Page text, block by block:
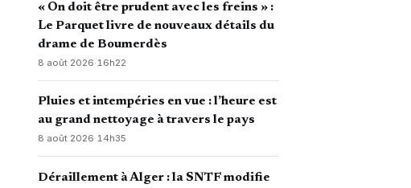
« On doit être prudent avec les freins » :
Le Parquet livre de nouveaux détails du
drame de Boumerdès
8 août 2026·16h22
Pluies et intempéries en vue : l’heure est
au grand nettoyage à travers le pays
8 août 2026·14h35
Déraillement à Alger : la SNTF modifie